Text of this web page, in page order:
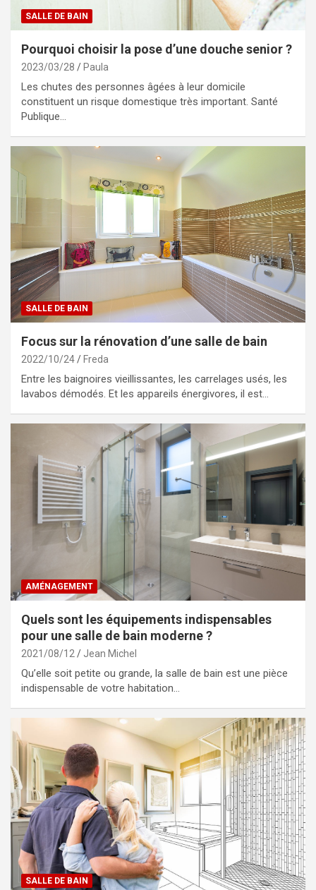
SALLE DE BAIN
Pourquoi choisir la pose d’une douche senior ?
2023/03/28 Paula
Les chutes des personnes âgées à leur domicile
constituent un risque domestique très important. Santé
Publique…
SALLE DE BAIN
Focus sur la rénovation d’une salle de bain
2022/10/24 Freda
Entre les baignoires vieillissantes, les carrelages usés, les
lavabos démodés. Et les appareils énergivores, il est…
AMÉNAGEMENT
Quels sont les équipements indispensables
pour une salle de bain moderne ?
2021/08/12 Jean Michel
Qu’elle soit petite ou grande, la salle de bain est une pièce
indispensable de votre habitation…
SALLE DE BAIN